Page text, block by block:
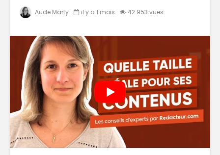
Aude Marty il y a 1 mois 42 953 vues